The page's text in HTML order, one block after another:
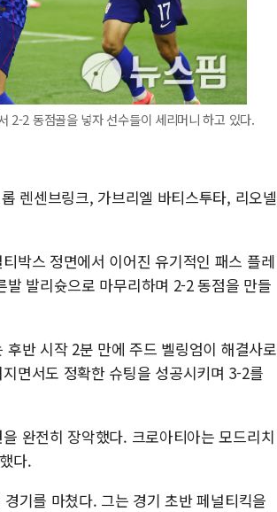
2-2 동점골을 넣자 선수들이 세리머니 하고 있다.
렌센브링크, 가브리엘 바티스투타, 리오넬
박스 정면에서 이어진 유기적인 패스 플레
발리슛으로 마무리하며 2-2 동점을 만들
반 시작 2분 만에 주드 벨링엄이 해결사로
면서도 정확한 슈팅을 성공시키며 3-2를
완전히 장악했다. 크로아티아는 모드리치
다.
기를 마쳤다. 그는 경기 초반 페널티킥을